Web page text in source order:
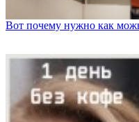
Вот почему нужно как